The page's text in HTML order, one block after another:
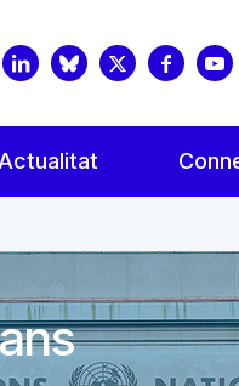
Actualitat